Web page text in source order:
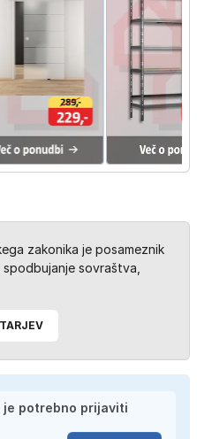
zakonika je posameznik
sovraštva,